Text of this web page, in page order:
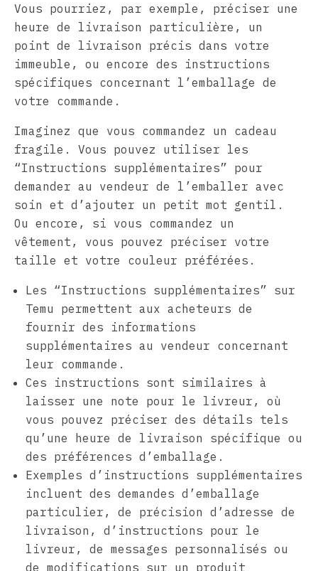
Vous pourriez, par exemple, préciser une
heure de livraison particulière, un
point de livraison précis dans votre
immeuble, ou encore des instructions
spécifiques concernant l’emballage de
votre commande.
Imaginez que vous commandez un cadeau
fragile. Vous pouvez utiliser les
“Instructions supplémentaires” pour
demander au vendeur de l’emballer avec
soin et d’ajouter un petit mot gentil.
Ou encore, si vous commandez un
vêtement, vous pouvez préciser votre
taille et votre couleur préférées.
Les “Instructions supplémentaires” sur
Temu permettent aux acheteurs de
fournir des informations
supplémentaires au vendeur concernant
leur commande.
Ces instructions sont similaires à
laisser une note pour le livreur, où
vous pouvez préciser des détails tels
qu’une heure de livraison spécifique ou
des préférences d’emballage.
Exemples d’instructions supplémentaires
incluent des demandes d’emballage
particulier, de précision d’adresse de
livraison, d’instructions pour le
livreur, de messages personnalisés ou
de modifications sur un produit